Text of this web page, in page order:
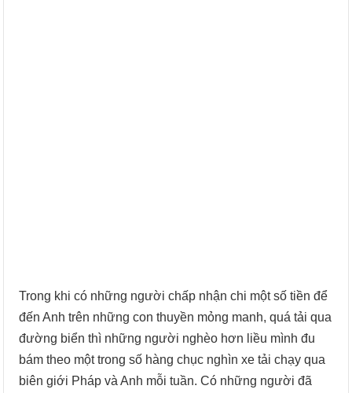
Trong khi có những người chấp nhận chi một số tiền để
đến Anh trên những con thuyền mỏng manh, quá tải qua
đường biển thì những người nghèo hơn liều mình đu
bám theo một trong số hàng chục nghìn xe tải chạy qua
biên giới Pháp và Anh mỗi tuần. Có những người đã